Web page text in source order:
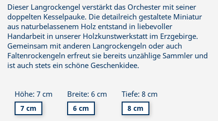
Dieser Langrockengel verstärkt das Orchester mit seiner
doppelten Kesselpauke. Die detailreich gestaltete Miniatur
aus naturbelassenem Holz entstand in liebevoller
Handarbeit in unserer Holzkunstwerkstatt im Erzgebirge.
Gemeinsam mit anderen Langrockengeln oder auch
Faltenrockengeln erfreut sie bereits unzählige Sammler und
ist auch stets ein schöne Geschenkidee.
Höhe: 7 cm
7 cm
Breite: 6 cm
6 cm
Tiefe: 8 cm
8 cm